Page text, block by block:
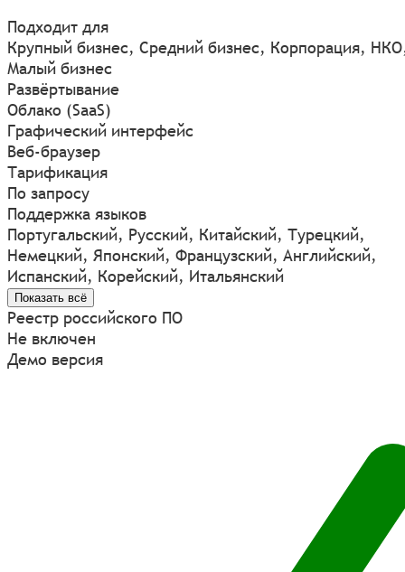
Подходит для
Крупный бизнес, Средний бизнес, Корпорация,
Малый бизнес
Развёртывание
Облако (SaaS)
Графический интерфейс
Веб-браузер
Тарификация
По запросу
Поддержка языков
Португальский, Русский, Китайский, Турецкий,
Немецкий, Японский, Французский, Английский,
Испанский, Корейский, Итальянский
Показать всё
Реестр российского ПО
Не включен
Демо версия